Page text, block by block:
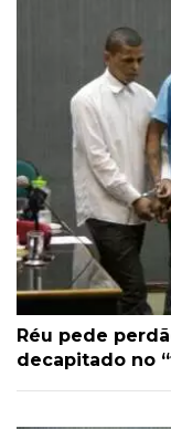
Réu pede
decapitado no